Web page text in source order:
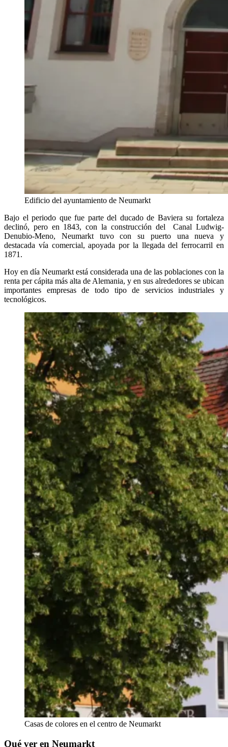
Edificio del ayuntamiento de Neumarkt
Bajo el periodo que fue parte del ducado de Baviera su fortaleza
declinó, pero en 1843, con la construcción del Canal Ludwig-
Denubio-Meno, Neumarkt tuvo con su puerto una nueva y
destacada vía comercial, apoyada por la llegada del ferrocarril en
1871.
Hoy en día Neumarkt está considerada una de las poblaciones con la
renta per cápita más alta de Alemania, y en sus alrededores se ubican
importantes empresas de todo tipo de servicios industriales y
tecnológicos.
Casas de colores en el centro de Neumarkt
Qué ver en Neumarkt